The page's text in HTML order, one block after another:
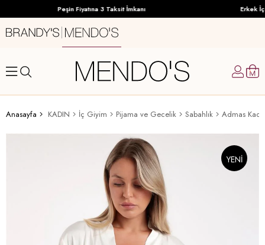
Peşin Fiyatına 3 Taksit İmkanı Erkek
Anasayfa KADIN İç Giyim Pijama ve Gecelik Sabahlık Admas
YENI